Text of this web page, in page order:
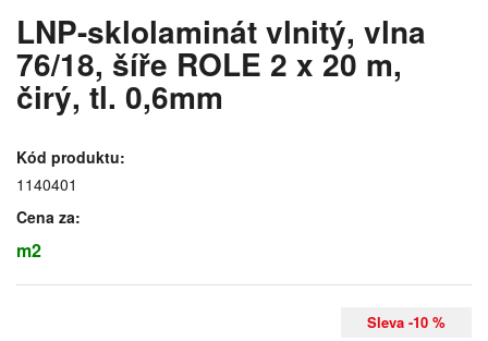
LNP-sklolaminát vlnitý, vlna
76/18, šíře ROLE 2 x 20 m,
čirý, tl. 0,6mm
Kód produktu:
1140401
Cena za:
m2
Sleva -10 %